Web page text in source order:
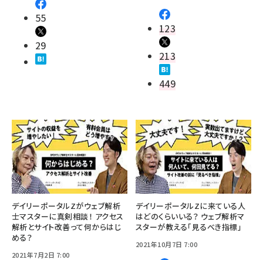
55
29
123
213
449
デイリーポータルZがウェブ解析
士マスターに真剣相談！ アクセス
解析とサイト改善って何からはじ
める？
2021年7月2日 7:00
デイリーポータルZに来ている人
はどのくらいいる？ ウェブ解析マ
スターが教える「見るべき指標」
2021年10月7日 7:00